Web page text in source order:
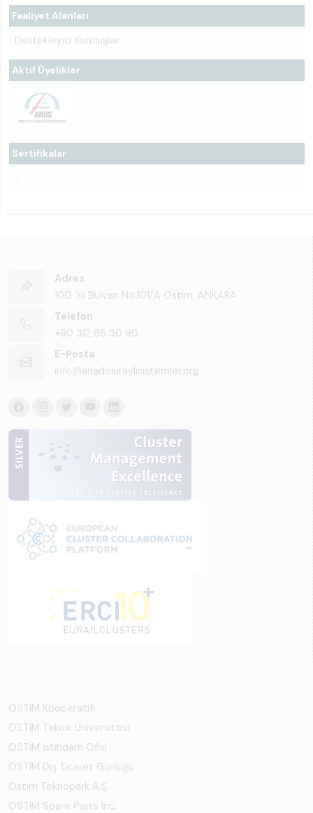
Faaliyet Alanları
Destekleyici Kuruluşlar
Aktif Üyelikler
Sertifikalar
-
Adres
100. Yıl Bulvarı No:101/A Ostim, ANKARA
Telefon
+90 312 85 50 90
E-Posta
info@anadoluraylisistemler.org
OSTİM Kooperatifi
OSTİM Teknik Üniversitesi
OSTİM İstihdam Ofisi
OSTİM Dış Ticaret Günlüğü
Ostim Teknopark A.Ş.
OSTİM Spare Parts Inc.